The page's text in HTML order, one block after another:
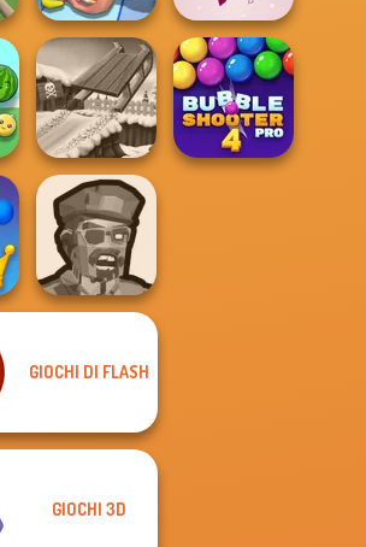
Teeth Runner
Bubble Shooter
Valentine
Snow Ride 3D
Zombies
GIOCHI DI FLASH
GIOCHI 3D